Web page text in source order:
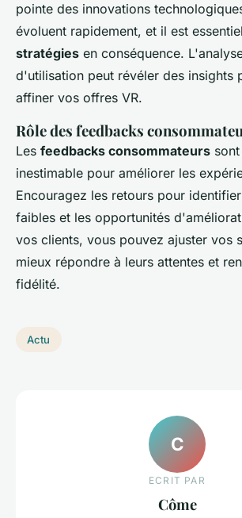
pointe des innovations
évoluent rapidement, et il est
stratégies en conséquence.
d'utilisation peut révéler des insights
affiner vos offres VR.
Rôle des feedbacks
Les feedbacks consommateurs
inestimable pour améliorer les
Encouragez les retours pour
faibles et les opportunités
vos clients, vous pouvez ajuster vos
mieux répondre à leurs attentes et
fidélité.
Actu
C
ECRIT PAR
Côme